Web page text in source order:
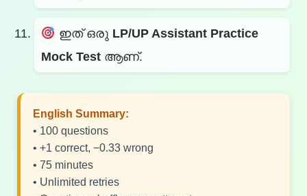
ഇത് ഒരു LP/UP Assistant Practice
Mock Test ആണ്.
English Summary:
• 100 questions
• +1 correct, −0.33 wrong
• 75 minutes
• Unlimited retries